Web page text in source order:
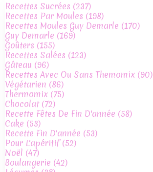
Recettes Sucrées (237)
Recettes Par Moules (198)
Recettes Moules Guy Demarle (170)
Guy Demarle (169)
Goûters (155)
Recettes Salées (123)
Gâteau (96)
Recettes Avec Ou Sans Themomix (90)
Végétarien (86)
Thermomix (75)
Chocolat(72)
Recette Fêtes De Fin D'année (58)
Cake (53)
Recette Fin D'année (53)
Pour L'apéritif(52)
Noël (47)
Boulangerie (42)